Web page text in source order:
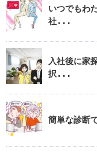
いつでもわ
社...
入社後に家
択...
簡単な診断